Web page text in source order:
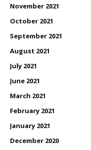
November 2021
October 2021
September 2021
August 2021
July 2021
June 2021
March 2021
February 2021
January 2021
December 2020